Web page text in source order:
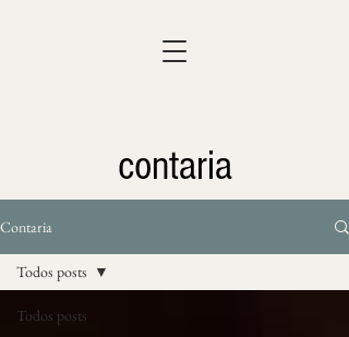
contaria
Contaria
Todos posts
Todos posts